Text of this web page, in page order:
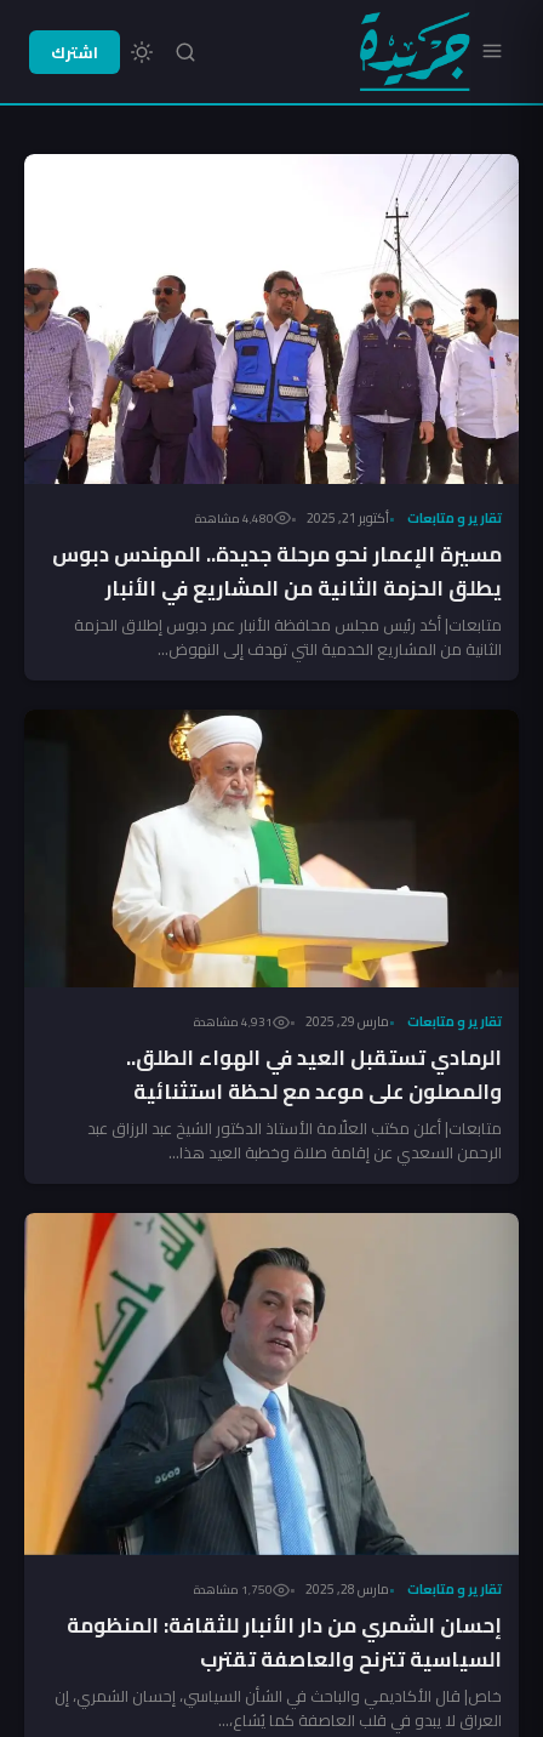
اشترك
تقارير و متابعات أكتوبر 21, 2025 4٬480 مشاهدة
مسيرة الإعمار نحو مرحلة جديدة.. المهندس دبوس
يطلق الحزمة الثانية من المشاريع في الأنبار
متابعات| أكد رئيس مجلس محافظة الأنبار عمر دبوس إطلاق الحزمة
الثانية من المشاريع الخدمية التي تهدف إلى النهوض...
تقارير و متابعات مارس 29, 2025 4٬931 مشاهدة
الرمادي تستقبل العيد في الهواء الطلق..
والمصلون على موعد مع لحظة استثنائية
متابعات| أعلن مكتب العلّامة الأستاذ الدكتور الشيخ عبد الرزاق عبد
الرحمن السعدي عن إقامة صلاة وخطبة العيد هذا...
تقارير و متابعات مارس 28, 2025 1٬750 مشاهدة
إحسان الشمري من دار الأنبار للثقافة: المنظومة
السياسية تترنح والعاصفة تقترب
خاص| قال الأكاديمي والباحث في الشأن السياسي، إحسان الشمري، إن
العراق لا يبدو في قلب العاصفة كما يُشاع،...